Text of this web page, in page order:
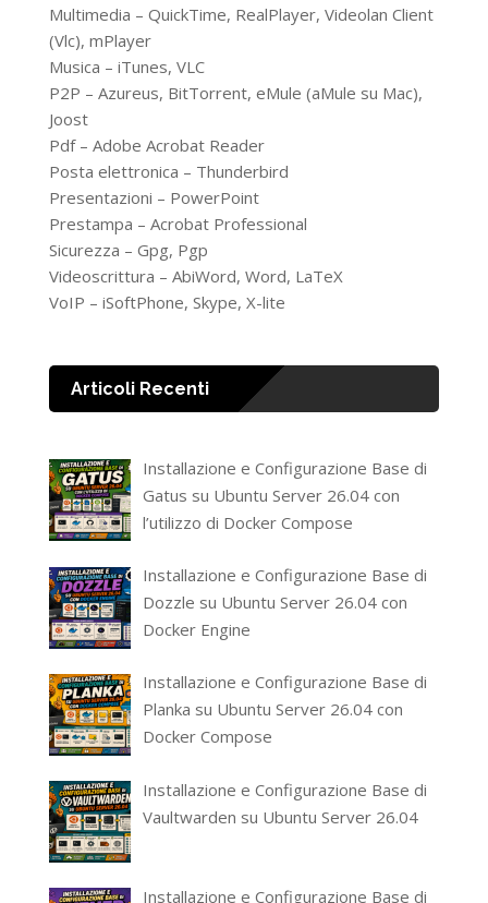
Multimedia – QuickTime, RealPlayer, Videolan Client
(Vlc), mPlayer
Musica – iTunes, VLC
P2P – Azureus, BitTorrent, eMule (aMule su Mac),
Joost
Pdf – Adobe Acrobat Reader
Posta elettronica – Thunderbird
Presentazioni – PowerPoint
Prestampa – Acrobat Professional
Sicurezza – Gpg, Pgp
Videoscrittura – AbiWord, Word, LaTeX
VoIP – iSoftPhone, Skype, X-lite
Articoli Recenti
Installazione e Configurazione Base di
Gatus su Ubuntu Server 26.04 con
l’utilizzo di Docker Compose
Installazione e Configurazione Base di
Dozzle su Ubuntu Server 26.04 con
Docker Engine
Installazione e Configurazione Base di
Planka su Ubuntu Server 26.04 con
Docker Compose
Installazione e Configurazione Base di
Vaultwarden su Ubuntu Server 26.04
Installazione e Configurazione Base di